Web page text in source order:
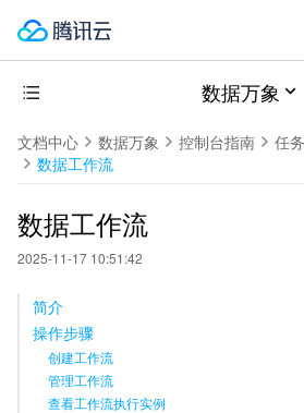
数据万象
文档中心 数据万象 控制台指南 任
数据工作流
数据工作流
2025-11-17 10:51:42
简介
操作步骤
创建工作流
管理工作流
查看工作流执行实例